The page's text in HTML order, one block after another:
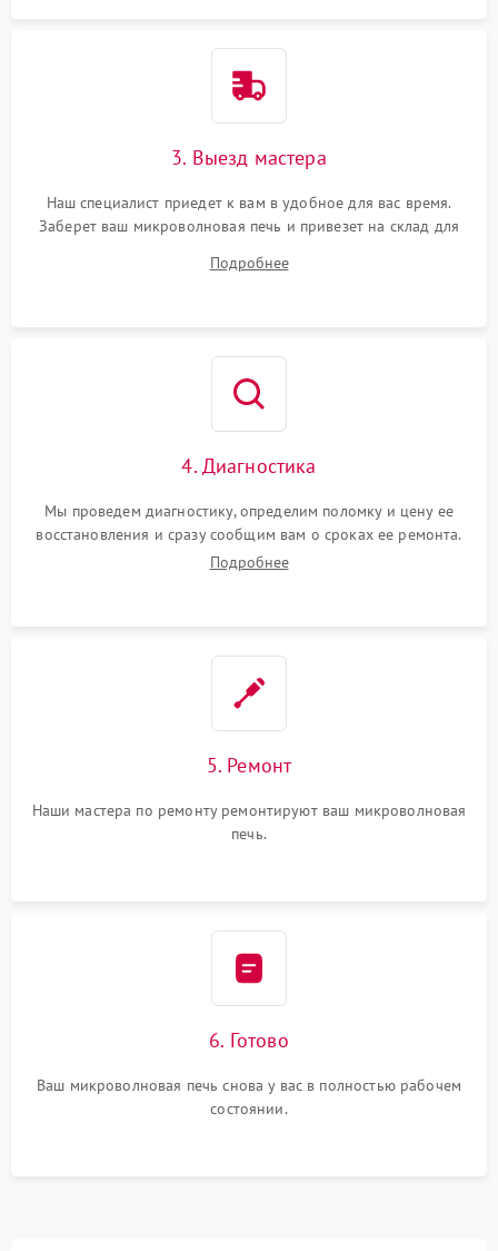
3. Выезд мастера
Наш специалист приедет к вам в удобное для вас время.
Заберет ваш микроволновая печь и привезет на склад для
Подробнее
4. Диагностика
Мы проведем диагностику, определим поломку и цену ее
восстановления и сразу сообщим вам о сроках ее ремонта.
Подробнее
5. Ремонт
Наши мастера по ремонту ремонтируют ваш микроволновая
печь.
6. Готово
Ваш микроволновая печь снова у вас в полностью рабочем
состоянии.